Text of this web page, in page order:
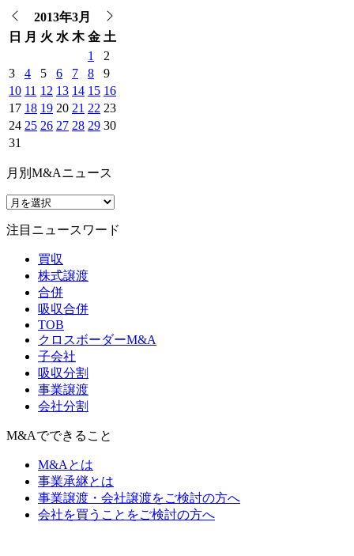
2013年3月
日 月 火 水 木 金 土
1
2
3
4 5 6 7 8
9
10 11 12 13 14 15 16
17 18 19 20 21 22 23
24 25 26 27 28 29 30
31
月別M&Aニュース
注目ニュースワード
買収
株式譲渡
合併
吸収合併
TOB
クロスボーダーM&A
子会社
吸収分割
事業譲渡
会社分割
M&Aでできること
M&Aとは
事業承継とは
事業譲渡・会社譲渡をご検討の方へ
会社を買うことをご検討の方へ